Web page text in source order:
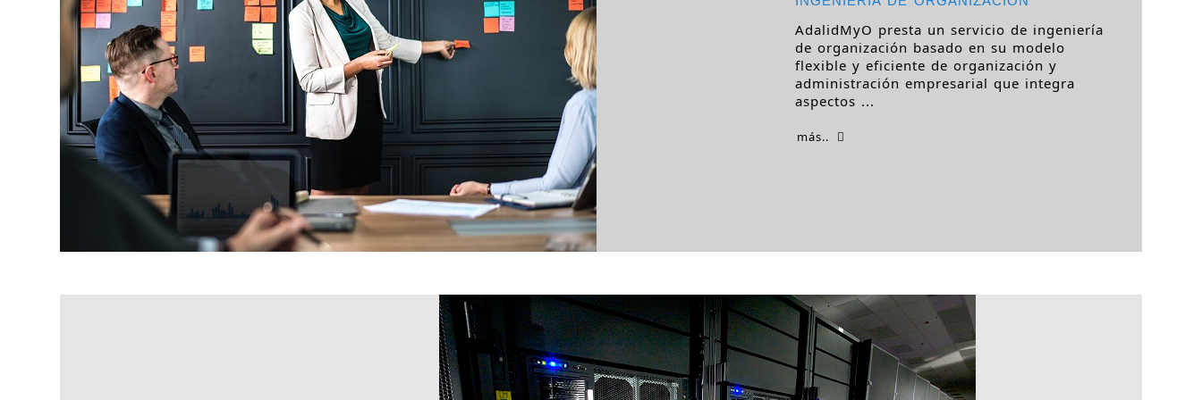
AdalidMyO presta un servicio de ingeniería
de organización basado en su modelo
flexible y eficiente de organización y
administración empresarial que integra
aspectos ...
más..